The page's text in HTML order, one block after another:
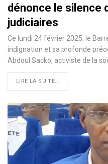
dénonce le silence
judiciaires
Ce lundi 24 février 2025, le
indignation et sa profonde
Abdoul Sacko, activiste de la
LIRE LA SUITE...